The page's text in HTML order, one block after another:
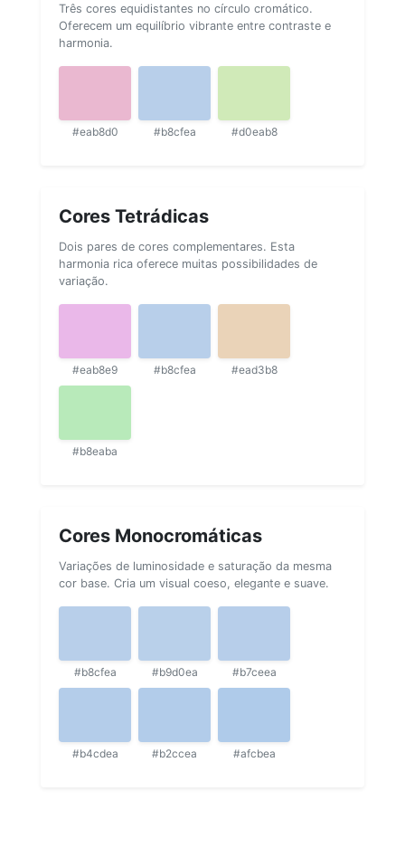
Três cores equidistantes no círculo cromático.
Oferecem um equilíbrio vibrante entre contraste e
harmonia.
#eab8d0 #b8cfea #d0eab8
Cores Tetrádicas
Dois pares de cores complementares. Esta
harmonia rica oferece muitas possibilidades de
variação.
#eab8e9 #b8cfea #ead3b8
#b8eaba
Cores Monocromáticas
Variações de luminosidade e saturação da mesma
cor base. Cria um visual coeso, elegante e suave.
#b8cfea #b9d0ea #b7ceea
#b4cdea #b2ccea #afcbea